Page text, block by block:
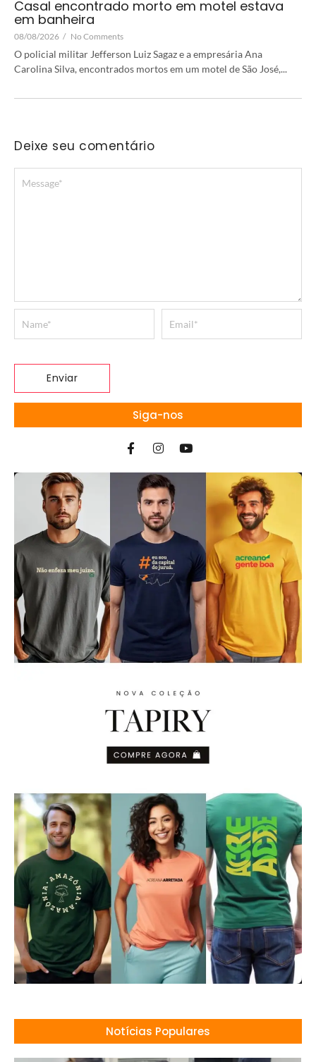
Casal encontrado morto em motel estava
em banheira
08/08/2026 / No Comments
O policial militar Jefferson Luiz Sagaz e a empresária Ana
Carolina Silva, encontrados mortos em um motel de São José,...
Deixe seu comentário
Siga-nos
Notícias Populares